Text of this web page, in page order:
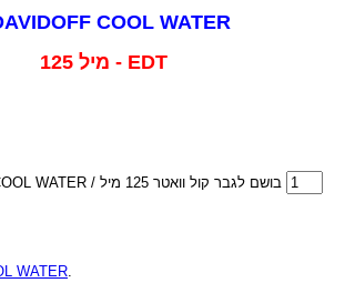
COOL WATER
125 מיל - EDT
כמות של DAVIDOFF COOL WATER / בושם לגבר קול וואטר 125 מיל
WATER.